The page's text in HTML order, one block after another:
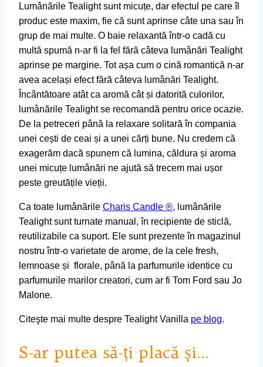
Lumânările Tealight sunt micuțe, dar efectul pe care îl
produc este maxim, fie că sunt aprinse câte una sau în
grup de mai multe. O baie relaxantă într-o cadă cu
multă spumă n-ar fi la fel fără câteva lumânări Tealight
aprinse pe margine. Tot așa cum o cină romantică n-ar
avea același efect fără câteva lumânări Tealight.
Încântătoare atât ca aromă cât și datorită culorilor,
lumânările Tealight se recomandă pentru orice ocazie.
De la petreceri până la relaxare solitară în compania
unei cești de ceai și a unei cărți bune. Nu credem că
exagerăm dacă spunem că lumina, căldura și aroma
unei micuțe lumânări ne ajută să trecem mai ușor
peste greutățile vieții.
Ca toate lumânările Charis Candle ®, lumânările
Tealight sunt turnate manual, în recipiente de sticlă,
reutilizabile ca suport. Ele sunt prezente în magazinul
nostru într-o varietate de arome, de la cele fresh,
lemnoase și florale, până la parfumurile identice cu
parfumurile marilor creatori, cum ar fi Tom Ford sau Jo
Malone.
Citeşte mai multe despre Tealight Vanilla pe blog.
S-ar putea să-ți placă și…